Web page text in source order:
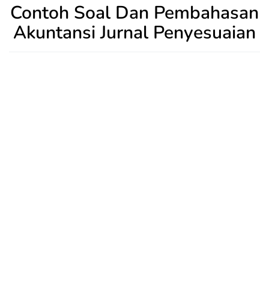
Contoh Soal Dan Pembahasan
Akuntansi Jurnal Penyesuaian